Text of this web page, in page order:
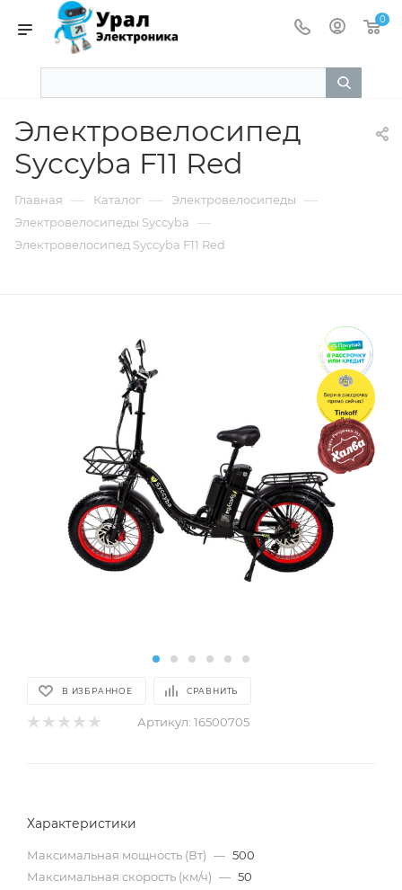
0
Электровелосипед
Syccyba F11 Red
Главная — Каталог — Электровелосипеды —
Электровелосипеды Syccyba —
Электровелосипед Syccyba F11 Red
В ИЗБРАННОЕ СРАВНИТЬ
Артикул: 16500705
Характеристики
Максимальная мощность (Вт) — 500
Максимальная скорость (км/ч) — 50